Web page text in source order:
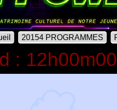
20154 PROGRAMMES
: